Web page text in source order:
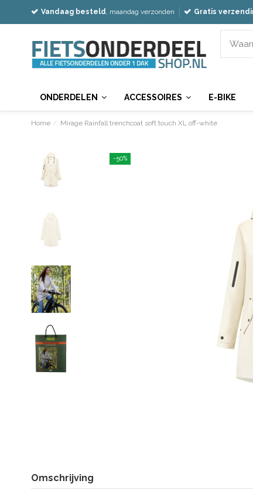
Vandaag besteld, maandag verzonden Gratis
ONDERDELEN ACCESSOIRES E-BIKE
Home Mirage Rainfall trenchcoat soft touch XL off-white
-50%
Omschrijving